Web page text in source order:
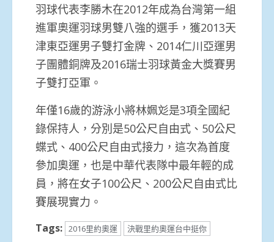
羽球代表李勝木在2012年成為台灣第一組
進軍奧運羽球男雙八強的選手，獲2013天
津東亞運男子雙打金牌、2014仁川亞運男
子團體銅牌及2016瑞士羽球黃金大獎賽男
子雙打亞軍。
年僅16歲的游泳小將林姵彣是3項全國紀
錄保持人，分別是50公尺自由式、50公尺
蝶式、400公尺自由式接力，這次為首度
參加奧運，也是中華代表隊中最年輕的成
員，將在女子100公尺、200公尺自由式比
賽展現實力。
Tags: 2016里約奧運 決戰里約奧運台中挺你